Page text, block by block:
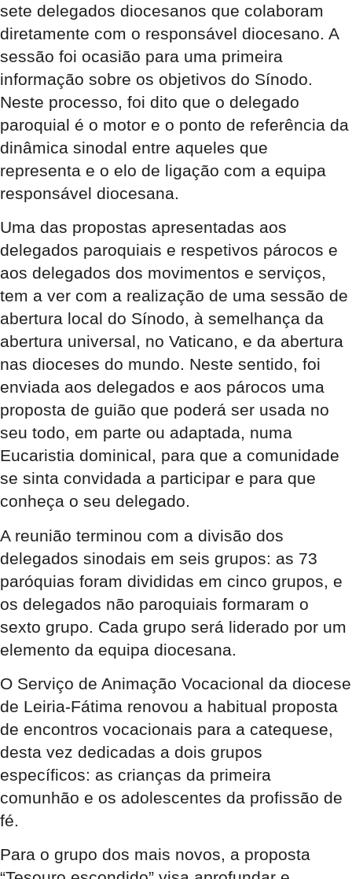
sete delegados diocesanos que colaboram
diretamente com o responsável diocesano. A
sessão foi ocasião para uma primeira
informação sobre os objetivos do Sínodo.
Neste processo, foi dito que o delegado
paroquial é o motor e o ponto de referência da
dinâmica sinodal entre aqueles que
representa e o elo de ligação com a equipa
responsável diocesana.
Uma das propostas apresentadas aos
delegados paroquiais e respetivos párocos e
aos delegados dos movimentos e serviços,
tem a ver com a realização de uma sessão de
abertura local do Sínodo, à semelhança da
abertura universal, no Vaticano, e da abertura
nas dioceses do mundo. Neste sentido, foi
enviada aos delegados e aos párocos uma
proposta de guião que poderá ser usada no
seu todo, em parte ou adaptada, numa
Eucaristia dominical, para que a comunidade
se sinta convidada a participar e para que
conheça o seu delegado.
A reunião terminou com a divisão dos
delegados sinodais em seis grupos: as 73
paróquias foram divididas em cinco grupos, e
os delegados não paroquiais formaram o
sexto grupo. Cada grupo será liderado por um
elemento da equipa diocesana.
O Serviço de Animação Vocacional da diocese
de Leiria-Fátima renovou a habitual proposta
de encontros vocacionais para a catequese,
desta vez dedicadas a dois grupos
específicos: as crianças da primeira
comunhão e os adolescentes da profissão de
fé.
Para o grupo dos mais novos, a proposta